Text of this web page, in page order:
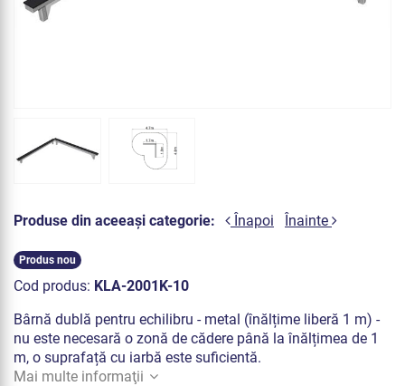
Produse din aceeași categorie: Înapoi Înainte
Produs nou
Cod produs: KLA-2001K-10
Bârnă dublă pentru echilibru - metal (înălțime liberă 1 m) -
nu este necesară o zonă de cădere până la înălțimea de 1
m, o suprafață cu iarbă este suficientă.
Mai multe informaţii